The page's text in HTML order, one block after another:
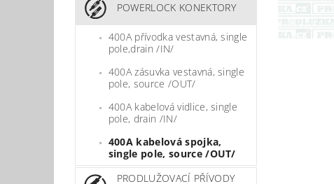
POWERLOCK KONEKTORY
400A přívodka vestavná, single
pole,drain /IN/
400A zásuvka vestavná, single
pole, source /OUT/
400A kabelová vidlice, single
pole, drain /IN/
400A kabelová spojka,
single pole, source /OUT/
PRODLUŽOVACÍ PŘÍVODY